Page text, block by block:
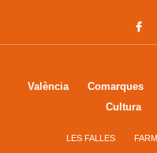
València Comarques
Cultura
LES FALLES